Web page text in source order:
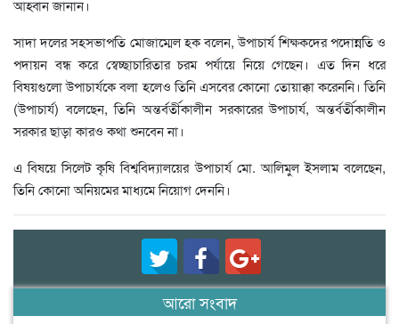
আহ্বান জানান।
সাদা দলের সহসভাপতি মোজাম্মেল হক বলেন, উপাচার্য শিক্ষকদের পদোন্নতি ও
পদায়ন বন্ধ করে স্বেচ্ছাচারিতার চরম পর্যায়ে নিয়ে গেছেন। এত দিন ধরে
বিষয়গুলো উপাচার্যকে বলা হলেও তিনি এসবের কোনো তোয়াক্কা করেননি। তিনি
(উপাচার্য) বলেছেন, তিনি অন্তর্বর্তীকালীন সরকারের উপাচার্য, অন্তর্বর্তীকালীন
সরকার ছাড়া কারও কথা শুনবেন না।
এ বিষয়ে সিলেট কৃষি বিশ্ববিদ্যালয়ের উপাচার্য মো. আলিমুল ইসলাম বলেছেন,
তিনি কোনো অনিয়মের মাধ্যমে নিয়োগ দেননি।
আরো সংবাদ